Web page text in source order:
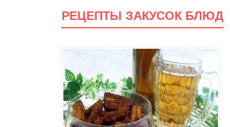
РЕЦЕПТЫ ЗАКУСОК БЛЮД